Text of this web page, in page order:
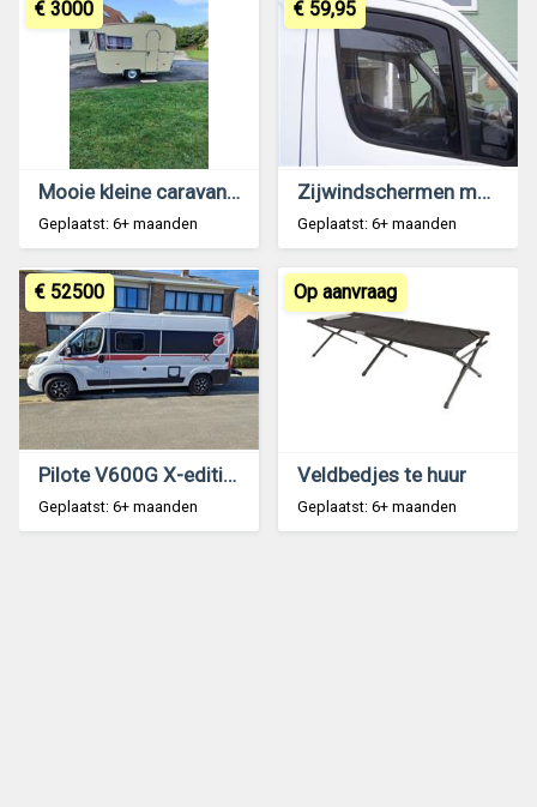
Mooie kleine caravan 750kg
Geplaatst: 6+ maanden
€ 3000
Zijwindschermen mercedes sprinter crafter getint
Geplaatst: 6+ maanden
€ 59,95
Pilote V600G X-edition 2021, goed onderhouden
Geplaatst: 6+ maanden
€ 52500
Veldbedjes te huur
Geplaatst: 6+ maanden
Op aanvraag